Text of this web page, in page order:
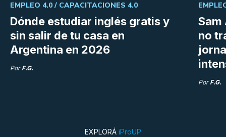
Dónde estudiar inglés gratis y
sin salir de tu casa en
Argentina en 2026
EMPLEO 4.0 / CAPACITACIONES 4.0
Por F.G.
Sam
no
Por F.G.
EXPLORÁ iProUP